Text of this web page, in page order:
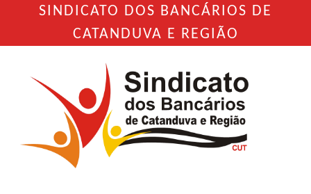
SINDICATO DOS BANCÁRIOS DE
CATANDUVA E REGIÃO